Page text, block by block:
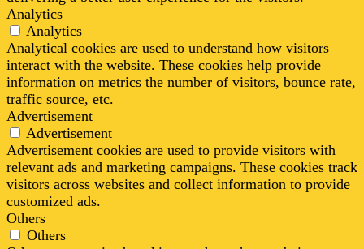
Analytics
Analytics
Analytical cookies are used to understand how visitors
interact with the website. These cookies help provide
information on metrics the number of visitors, bounce rate,
traffic source, etc.
Advertisement
Advertisement
Advertisement cookies are used to provide visitors with
relevant ads and marketing campaigns. These cookies track
visitors across websites and collect information to provide
customized ads.
Others
Others